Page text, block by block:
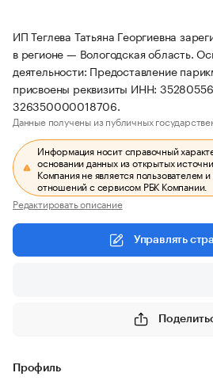
ИП Теглева Татьяна Георгиевна
в регионе — Вологодская область.
деятельности: Предоставление
присвоены реквизиты ИНН:
326350000018706.
Данные получены из публичных
Информация носит справочный
основании данных из открытых
Компания не является пользователем
отношений с сервисом РБК Компании.
Редактировать описание
Управлять
Профиль